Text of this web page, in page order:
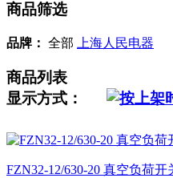
商品筛选
品牌： 全部 上海人民电器
商品列表
显示方式：
FZN32-12/630-20 真空负荷